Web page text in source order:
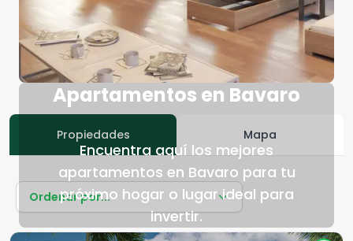
Apartamentos en Bavaro
Encuentra aquí los mejores
apartamentos en Bavaro para tu
próximo hogar o lugar ideal para
invertir.
Propiedades Mapa
Ordenar por...